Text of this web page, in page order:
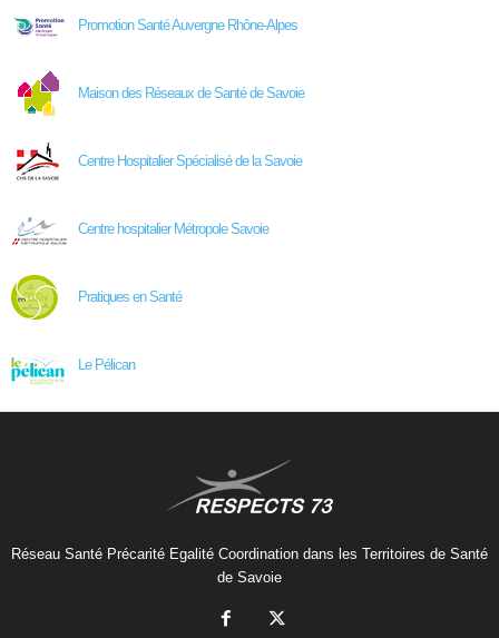
Promotion Santé Auvergne Rhône-Alpes
Maison des Réseaux de Santé de Savoie
Centre Hospitalier Spécialisé de la Savoie
Centre hospitalier Métropole Savoie
Pratiques en Santé
Le Pélican
Réseau Santé Précarité Egalité Coordination dans les Territoires de Santé
de Savoie